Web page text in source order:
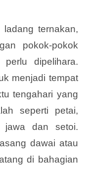
ternakan,
pokok-pokok
dipelihara.
menjadi tempat
tengahari yang
seperti petai,
jawa dan setoi.
dawai atau
di bahagian